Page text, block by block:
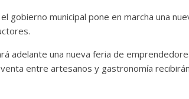
el gobierno municipal pone en marcha una
adelante una nueva feria de
entre artesanos y gastronomía